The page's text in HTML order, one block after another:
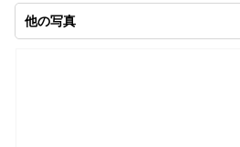
他の写真